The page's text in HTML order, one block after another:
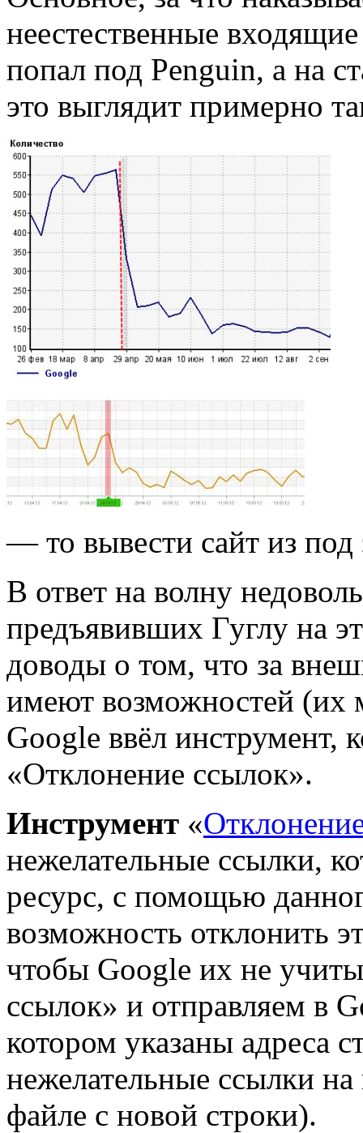
неестественные
попал под Penguin, а на
это выглядит примерно
— то вывести сайт из под
В ответ на волну
предъявивших Гуглу на
доводы о том, что за
имеют возможностей (их
Google ввёл инструмент,
«Отклонение ссылок».
Инструмент «
нежелательные ссылки,
ресурс, с помощью
возможность отклонить
чтобы Google их не
ссылок» и отправляем в
котором указаны адреса
нежелательные ссылки
файле с новой строки).